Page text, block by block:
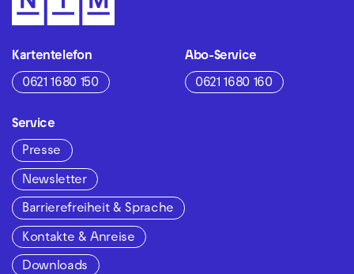
Kartentelefon
0621 1680 150
Abo-Service
0621 1680 160
Service
Presse
Newsletter
Barrierefreiheit & Sprache
Kontakte & Anreise
Downloads